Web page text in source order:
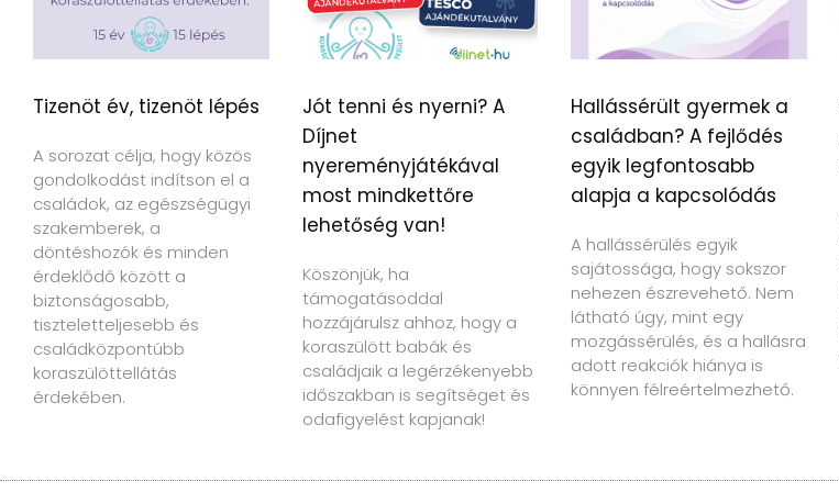
Tizenöt év, tizenöt lépés
A sorozat célja, hogy közös
gondolkodást indítson el a
családok, az egészségügyi
szakemberek, a
döntéshozók és minden
érdeklődő között a
biztonságosabb,
tiszteletteljesebb és
családközpontúbb
koraszülöttellátás
érdekében.
Jót tenni és nyerni? A
Díjnet
nyereményjátékával
most mindkettőre
lehetőség van!
Köszönjük, ha
támogatásoddal
hozzájárulsz ahhoz, hogy a
koraszülött babák és
családjaik a legérzékenyebb
időszakban is segítséget és
odafigyelést kapjanak!
Hallássérült gyermek a
családban? A fejlődés
egyik legfontosabb
alapja a kapcsolódás
A hallássérülés egyik
sajátossága, hogy sokszor
nehezen észrevehető. Nem
látható úgy, mint egy
mozgássérülés, és a hallásra
adott reakciók hiánya is
könnyen félreértelmezhető.